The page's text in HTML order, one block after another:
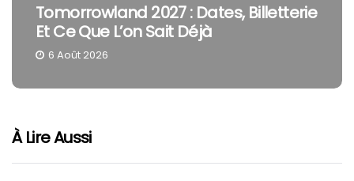
Tomorrowland 2027 : Dates, Billetterie
Et Ce Que L’on Sait Déjà
6 Août 2026
À Lire Aussi